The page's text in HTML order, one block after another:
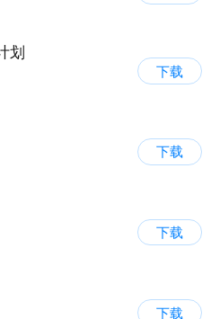
划
下载
下载
下载
下载